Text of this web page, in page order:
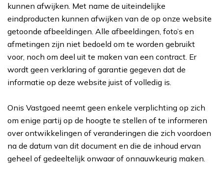
kunnen afwijken. Met name de uiteindelijke
eindproducten kunnen afwijken van de op onze website
getoonde afbeeldingen. Alle afbeeldingen, foto’s en
afmetingen zijn niet bedoeld om te worden gebruikt
voor, noch om deel uit te maken van een contract. Er
wordt geen verklaring of garantie gegeven dat de
informatie op deze website juist of volledig is.
Onis Vastgoed neemt geen enkele verplichting op zich
om enige partij op de hoogte te stellen of te informeren
over ontwikkelingen of veranderingen die zich voordoen
na de datum van dit document en die de inhoud ervan
geheel of gedeeltelijk onwaar of onnauwkeurig maken.